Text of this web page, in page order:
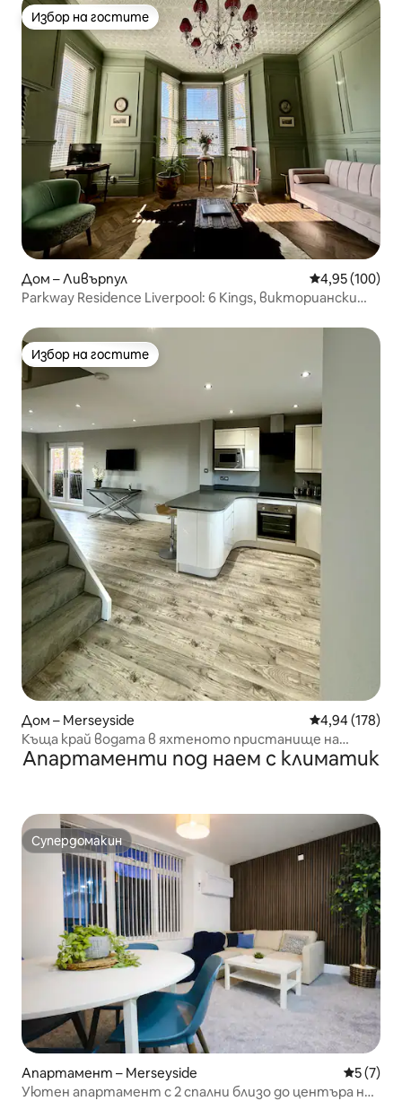
Избор на гостите
Избор на гостите
Дом – Ливърпул Средна
4,95 (100)
Parkway Residence Liverpool: 6 Kings, викториански
Избор на гостите
Избор на гостите
Дом – Merseyside Средна
4,94 (178)
Къща край водата в яхтеното пристанище на
Ливърпул
Апартаменти под наем с климатик
Супердомакин
Супердомакин
Апартамент – Merseyside Средна
5 (7)
Уютен апартамент с 2 спални близо до центъра на